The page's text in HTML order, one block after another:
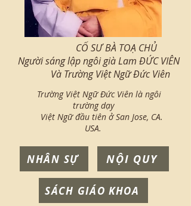
CỐ SƯ BÀ TOẠ CHỦ
Người sáng lập ngôi già Lam ĐỨC VIÊN
Và Trường Việt Ngữ Đức Viên
Trường Việt Ngữ Đức Viên là ngôi
trường dạy
Việt Ngữ đầu tiên ở San Jose, CA.
USA.
NHÂN SỰ NỘI QUY
SÁCH GIÁO KHOA